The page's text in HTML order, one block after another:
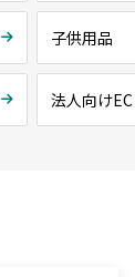
子供用品
法人向けEC